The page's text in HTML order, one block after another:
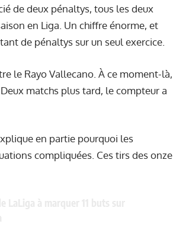
de deux pénaltys, tous les deux
en Liga. Un chiffre énorme, et
de pénaltys sur un seul exercice.
le Rayo Vallecano. À ce moment-là,
matchs plus tard, le compteur a
en partie pourquoi les
compliquées. Ces tirs des onze